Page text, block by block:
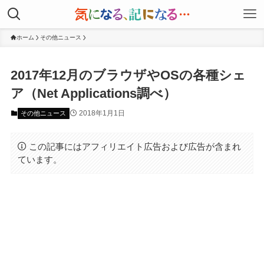
ホーム その他ニュース
2017年12月のブラウザやOSの各種シェ
ア（Net Applications調べ）
その他ニュース 2018年1月1日
この記事にはアフィリエイト広告および広告が含まれ
ています。